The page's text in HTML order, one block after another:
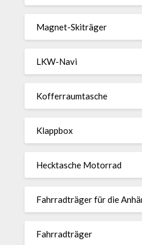
Magnet-Ski­träger
LKW-Navi
Kof­fer­raum­ta­sche
Klappbox
Heck­ta­sche Motorrad
Fahr­rad­träger für die
Fahr­rad­träger